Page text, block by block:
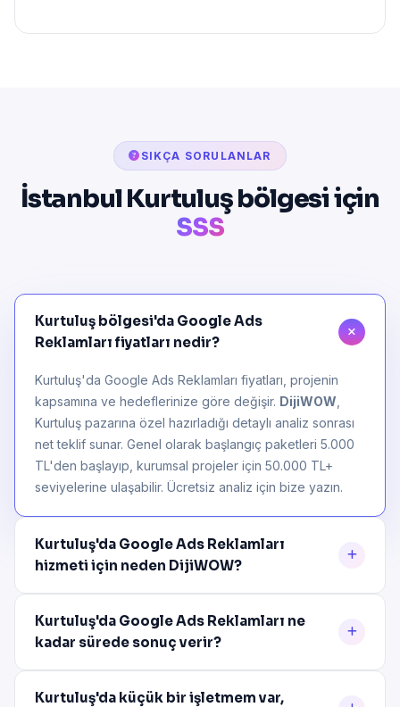
SIKÇA SORULANLAR
İstanbul Kurtuluş bölgesi için
SSS
Kurtuluş bölgesi'da Google Ads
Reklamları fiyatları nedir?
Kurtuluş'da Google Ads Reklamları fiyatları, projenin
kapsamına ve hedeflerinize göre değişir. DijiWOW
Kurtuluş pazarına özel hazırladığı detaylı analiz sonrası
net teklif sunar. Genel olarak başlangıç paketleri 5.000
TL'den başlayıp, kurumsal projeler için 50.000 TL+
seviyelerine ulaşabilir. Ücretsiz analiz için bize yazın.
Kurtuluş'da Google Ads Reklamları
hizmeti için neden DijiWOW?
Kurtuluş'da Google Ads Reklamları ne
kadar sürede sonuç verir?
Kurtuluş'da küçük bir işletmem var,